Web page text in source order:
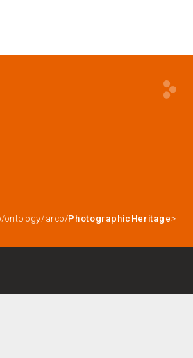
ontology/arco/PhotographicHeritage>